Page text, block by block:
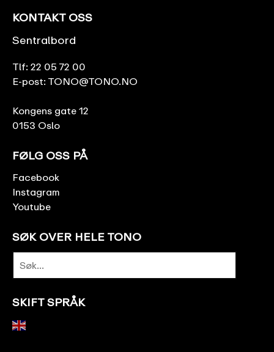
KONTAKT OSS
Sentralbord
Tlf: 22 05 72 00
E-post: TONO@TONO.NO
Kongens gate 12
0153 Oslo
FØLG OSS PÅ
Facebook
Instagram
Youtube
SØK OVER HELE TONO
SKIFT SPRÅK